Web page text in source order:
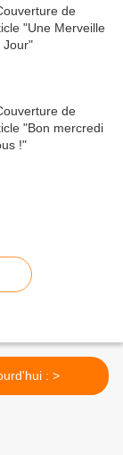
Aujourd'hui : >